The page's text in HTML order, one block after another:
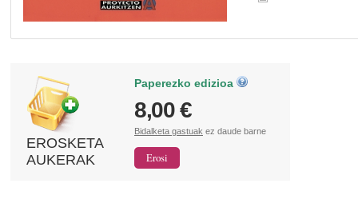
EROSKETA
AUKERAK
Paperezko edizioa
8,00 €
Bidalketa gastuak ez daude barne